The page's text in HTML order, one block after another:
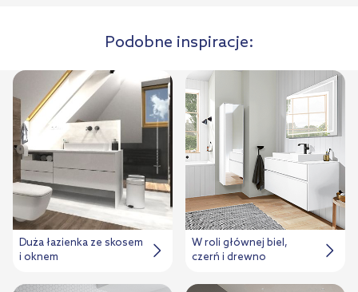
Podobne inspiracje:
Duża łazienka ze skosem
i oknem
W roli głównej biel,
czerń i drewno